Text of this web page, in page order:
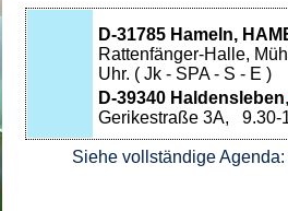
D-31785 Hameln,
Rattenfänger-Halle,
Uhr. ( Jk - SPA - S - E )
D-39340 Haldensleben,
Gerikestraße 3A, 9.30-
Siehe vollständige